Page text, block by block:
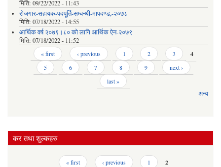
मिति: 09/22/2022 - 11:43
रोजगार-सहायक-पदपूर्ति-सम्वन्धी-मापदण्ड,-२०७८
मिति: 07/18/2022 - 14:55
आर्थिक वर्ष २०७९।८० को लागि आर्थिक ऐन-२०७९
मिति: 07/18/2022 - 11:52
« first ‹ previous 1 2 3 4
5 6 7 8 9
next ›
last »
अन्य
कर तथा शुल्कहरु
« first ‹ previous 1
2